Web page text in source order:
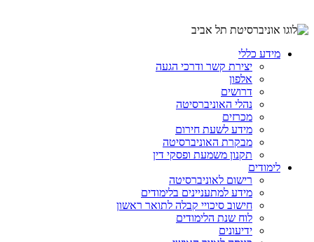
מידע כללי
יצירת קשר ודרכי הגעה
אלפון
דרושים
נהלי האוניברסיטה
מכרזים
מידע לשעת חירום
מבקרת האוניברסיטה
תקנון משמעת ופסקי דין
לימודים
רישום לאוניברסיטה
מידע למתעניינים בלימודים
חישוב סיכויי קבלה לתואר ראשון
לוח שנת הלימודים
ידיעונים